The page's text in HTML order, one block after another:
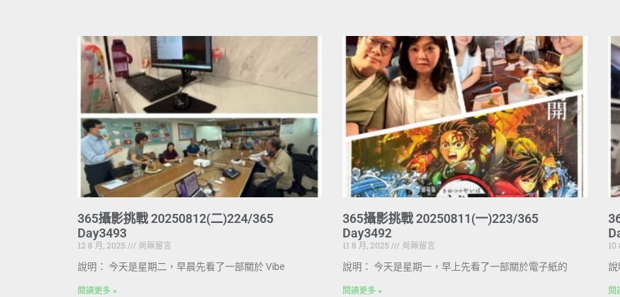
365攝影挑戰 20250812(二)224/365
Day3493
12 8 月, 2025
尚無留言
說明： 今天是星期二，早晨先看了一部關於 Vibe
閱讀更多 »
365攝影挑戰 20250811(一)223/365
Day3492
11 8 月, 2025
尚無留言
說明： 今天是星期一，早上先看了一部關於電子紙的
閱讀更多 »
10
說
閱